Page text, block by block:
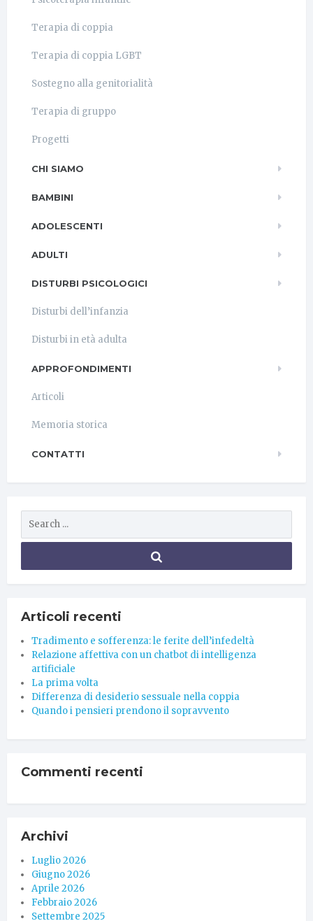
Terapia di coppia
Terapia di coppia LGBT
Sostegno alla genitorialità
Terapia di gruppo
Progetti
CHI SIAMO
BAMBINI
ADOLESCENTI
ADULTI
DISTURBI PSICOLOGICI
Disturbi dell’infanzia
Disturbi in età adulta
APPROFONDIMENTI
Articoli
Memoria storica
CONTATTI
Articoli recenti
Tradimento e sofferenza: le ferite dell’infedeltà
Relazione affettiva con un chatbot di intelligenza
artificiale
La prima volta
Differenza di desiderio sessuale nella coppia
Quando i pensieri prendono il sopravvento
Commenti recenti
Archivi
Luglio 2026
Giugno 2026
Aprile 2026
Febbraio 2026
Settembre 2025